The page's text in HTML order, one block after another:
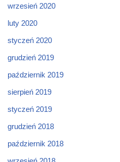
wrzesień 2020
luty 2020
styczeń 2020
grudzień 2019
październik 2019
sierpień 2019
styczeń 2019
grudzień 2018
październik 2018